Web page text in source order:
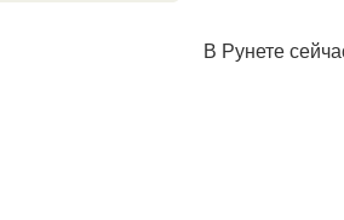
В Рунете